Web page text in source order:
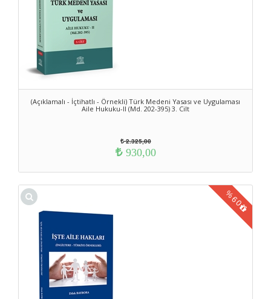
(Açıklamalı - İçtihatlı - Örnekli) Türk Medeni Yasası ve Uygulaması
Aile Hukuku-II (Md. 202-395) 3. Cilt
2.325,00
930,00
%
60